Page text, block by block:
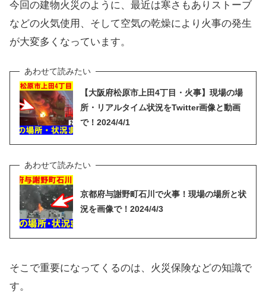
今回の建物火災のように、最近は寒さもありストーブ
などの火気使用、そして空気の乾燥により火事の発生
が大変多くなっています。
【大阪府松原市上田4丁目・火事】現場の場
所・リアルタイム状況をTwitter画像と動画
で！2024/4/1
京都府与謝野町石川で火事！現場の場所と状
況を画像で！2024/4/3
そこで重要になってくるのは、火災保険などの知識で
す。